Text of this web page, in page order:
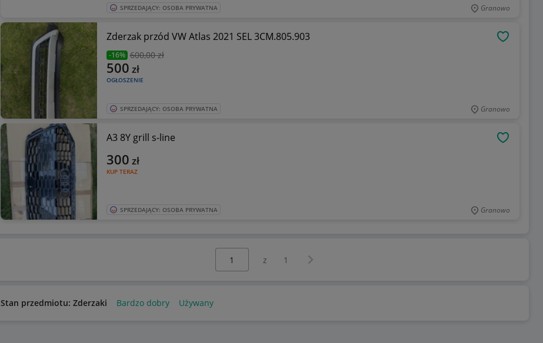
SPRZEDAJĄCY: OSOBA PRYWATNA Granowo
Zderzak przód VW Atlas 2021 SEL 3CM.805.903
-16% 600,00 zł
OGŁOSZENIE
500 zł
SPRZEDAJĄCY: OSOBA PRYWATNA Granowo
A3 8Y grill s-line
KUP TERAZ
300 zł
SPRZEDAJĄCY: OSOBA PRYWATNA Granowo
z 1 Następna strona
Stan przedmiotu: Zderzaki Bardzo dobry Używany